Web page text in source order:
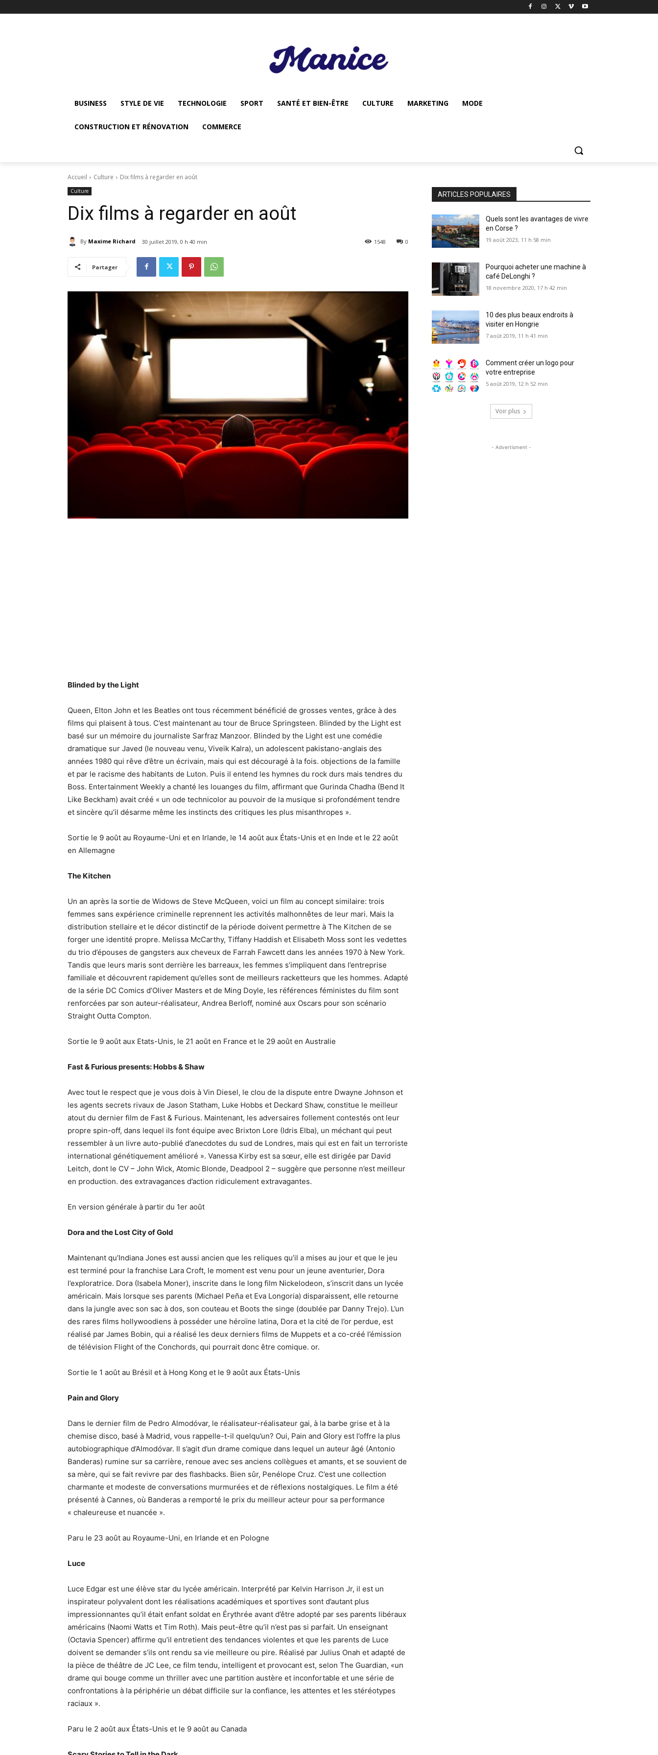
BUSINESS STYLE DE VIE TECHNOLOGIE SPORT SANTÉ ET BIEN-ÊTRE CULTURE MARKETING MODE
CONSTRUCTION ET RÉNOVATION COMMERCE
Accueil Culture Dix films à regarder en août
Culture
Dix films à regarder en août
By Maxime Richard 30 juillet 2019, 0 h 40 min 0
1548
Partager
Blinded by the Light
Queen, Elton John et les Beatles ont tous récemment bénéficié de grosses ventes, grâce à des
films qui plaisent à tous. C’est maintenant au tour de Bruce Springsteen. Blinded by the Light est
basé sur un mémoire du journaliste Sarfraz Manzoor. Blinded by the Light est une comédie
dramatique sur Javed (le nouveau venu, Viveik Kalra), un adolescent pakistano-anglais des
années 1980 qui rêve d’être un écrivain, mais qui est découragé à la fois. objections de la famille
et par le racisme des habitants de Luton. Puis il entend les hymnes du rock durs mais tendres du
Boss. Entertainment Weekly a chanté les louanges du film, affirmant que Gurinda Chadha (Bend It
Like Beckham) avait créé « un ode technicolor au pouvoir de la musique si profondément tendre
et sincère qu’il désarme même les instincts des critiques les plus misanthropes ».
Sortie le 9 août au Royaume-Uni et en Irlande, le 14 août aux États-Unis et en Inde et le 22 août
en Allemagne
The Kitchen
Un an après la sortie de Widows de Steve McQueen, voici un film au concept similaire: trois
femmes sans expérience criminelle reprennent les activités malhonnêtes de leur mari. Mais la
distribution stellaire et le décor distinctif de la période doivent permettre à The Kitchen de se
forger une identité propre. Melissa McCarthy, Tiffany Haddish et Elisabeth Moss sont les vedettes
du trio d’épouses de gangsters aux cheveux de Farrah Fawcett dans les années 1970 à New York.
Tandis que leurs maris sont derrière les barreaux, les femmes s’impliquent dans l’entreprise
familiale et découvrent rapidement qu’elles sont de meilleurs racketteurs que les hommes. Adapté
de la série DC Comics d’Oliver Masters et de Ming Doyle, les références féministes du film sont
renforcées par son auteur-réalisateur, Andrea Berloff, nominé aux Oscars pour son scénario
Straight Outta Compton.
Sortie le 9 août aux Etats-Unis, le 21 août en France et le 29 août en Australie
Fast & Furious presents: Hobbs & Shaw
Avec tout le respect que je vous dois à Vin Diesel, le clou de la dispute entre Dwayne Johnson et
les agents secrets rivaux de Jason Statham, Luke Hobbs et Deckard Shaw, constitue le meilleur
atout du dernier film de Fast & Furious. Maintenant, les adversaires follement contestés ont leur
propre spin-off, dans lequel ils font équipe avec Brixton Lore (Idris Elba), un méchant qui peut
ressembler à un livre auto-publié d’anecdotes du sud de Londres, mais qui est en fait un terroriste
international génétiquement amélioré ». Vanessa Kirby est sa sœur, elle est dirigée par David
Leitch, dont le CV – John Wick, Atomic Blonde, Deadpool 2 – suggère que personne n’est meilleur
en production. des extravagances d’action ridiculement extravagantes.
En version générale à partir du 1er août
Dora and the Lost City of Gold
Maintenant qu’Indiana Jones est aussi ancien que les reliques qu’il a mises au jour et que le jeu
est terminé pour la franchise Lara Croft, le moment est venu pour un jeune aventurier, Dora
l’exploratrice. Dora (Isabela Moner), inscrite dans le long film Nickelodeon, s’inscrit dans un lycée
américain. Mais lorsque ses parents (Michael Peña et Eva Longoria) disparaissent, elle retourne
dans la jungle avec son sac à dos, son couteau et Boots the singe (doublée par Danny Trejo). L’un
des rares films hollywoodiens à posséder une héroïne latina, Dora et la cité de l’or perdue, est
réalisé par James Bobin, qui a réalisé les deux derniers films de Muppets et a co-créé l’émission
de télévision Flight of the Conchords, qui pourrait donc être comique. or.
Sortie le 1 août au Brésil et à Hong Kong et le 9 août aux États-Unis
Pain and Glory
Dans le dernier film de Pedro Almodóvar, le réalisateur-réalisateur gai, à la barbe grise et à la
chemise disco, basé à Madrid, vous rappelle-t-il quelqu’un? Oui, Pain and Glory est l’offre la plus
autobiographique d’Almodóvar. Il s’agit d’un drame comique dans lequel un auteur âgé (Antonio
Banderas) rumine sur sa carrière, renoue avec ses anciens collègues et amants, et se souvient de
sa mère, qui se fait revivre par des flashbacks. Bien sûr, Penélope Cruz. C’est une collection
charmante et modeste de conversations murmurées et de réflexions nostalgiques. Le film a été
présenté à Cannes, où Banderas a remporté le prix du meilleur acteur pour sa performance
« chaleureuse et nuancée ».
Paru le 23 août au Royaume-Uni, en Irlande et en Pologne
Luce
Luce Edgar est une élève star du lycée américain. Interprété par Kelvin Harrison Jr, il est un
inspirateur polyvalent dont les réalisations académiques et sportives sont d’autant plus
impressionnantes qu’il était enfant soldat en Érythrée avant d’être adopté par ses parents libéraux
américains (Naomi Watts et Tim Roth). Mais peut-être qu’il n’est pas si parfait. Un enseignant
(Octavia Spencer) affirme qu’il entretient des tendances violentes et que les parents de Luce
doivent se demander s’ils ont rendu sa vie meilleure ou pire. Réalisé par Julius Onah et adapté de
la pièce de théâtre de JC Lee, ce film tendu, intelligent et provocant est, selon The Guardian, «un
drame qui bouge comme un thriller avec une partition austère et inconfortable et une série de
confrontations à la périphérie un débat difficile sur la confiance, les attentes et les stéréotypes
raciaux ».
Paru le 2 août aux États-Unis et le 9 août au Canada
ARTICLES POPULAIRES
Quels sont les avantages de vivre
en Corse ?
19 août 2023, 11 h 58 min
Pourquoi acheter une machine à
café DeLonghi ?
18 novembre 2020, 17 h 42 min
10 des plus beaux endroits à
visiter en Hongrie
7 août 2019, 11 h 41 min
Comment créer un logo pour
votre entreprise
5 août 2019, 12 h 52 min
Voir plus
- Advertisment -